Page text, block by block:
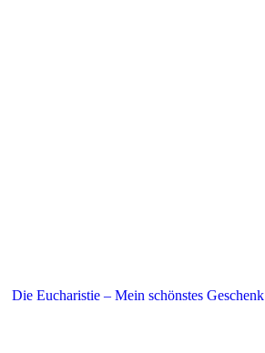
Die Eucharistie – Mein schönstes Geschenk